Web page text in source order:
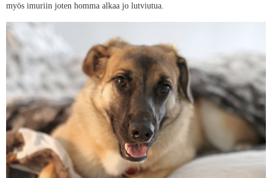
myös imuriin joten homma alkaa jo lutviutua.